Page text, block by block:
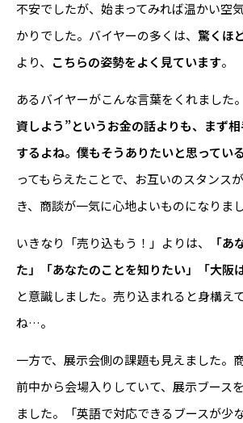
不安でしたが、始まってみれば温かい空
かりでした。バイヤーの多くは、 驚くほ
より、 こちらの姿勢をよく見ています。
あるバイヤーがこんな言葉をくれました。
資しよう”というお金の話よりも、まず
するよね。僕もそうありたいと思っている
ってもらえたことで、お互いのスタンス
き、商談が一気に心地よいものになりまし
いきなり「売り込もう！」よりは、
「あ
た」「あなたのことを知りたい」「大阪
と意識しました。売り込まれると身構え
ね…。
一方で、展示会側の課題も見えました。
前中から会場入りしていて、展示ブース
ました。「英語で対応できるブースが少